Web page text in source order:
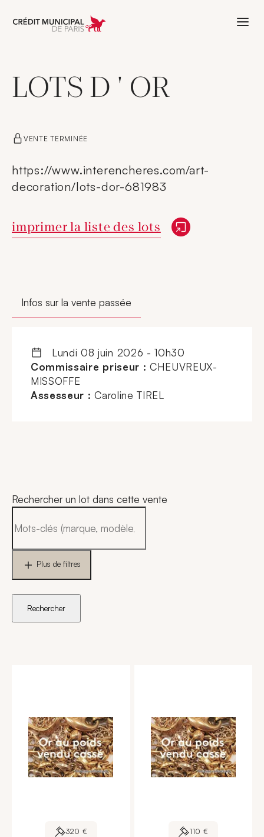
Aller à l'accueil de Crédit Municipal
LOTS D ' OR
VENTE TERMINÉE
https://www.interencheres.com/art-
decoration/lots-dor-681983
Nouvelle fenêtre
imprimer la liste des lots
Infos sur la vente passée
lundi 08 juin 2026 - 10h30
Commissaire priseur : CHEUVREUX-
MISSOFFE
Assesseur : Caroline TIREL
Rechercher un lot dans cette vente
Plus de filtres
Rechercher
320 € 110 €